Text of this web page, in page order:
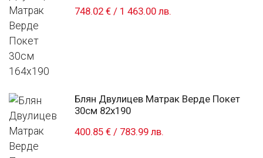
748.02 € / 1 463.00 лв.
Блян Двулицев Матрак Верде Покет
30см 82x190
400.85 € / 783.99 лв.